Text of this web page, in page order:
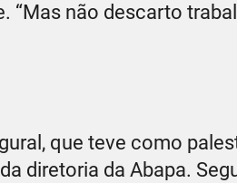
“Mas não descarto
que teve como
diretoria da Abapa.